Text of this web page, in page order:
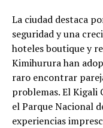
La ciudad destaca
seguridad y una
hoteles boutique y
Kimihurura han
raro encontrar
problemas. El Kigali
el Parque Nacional
experiencias